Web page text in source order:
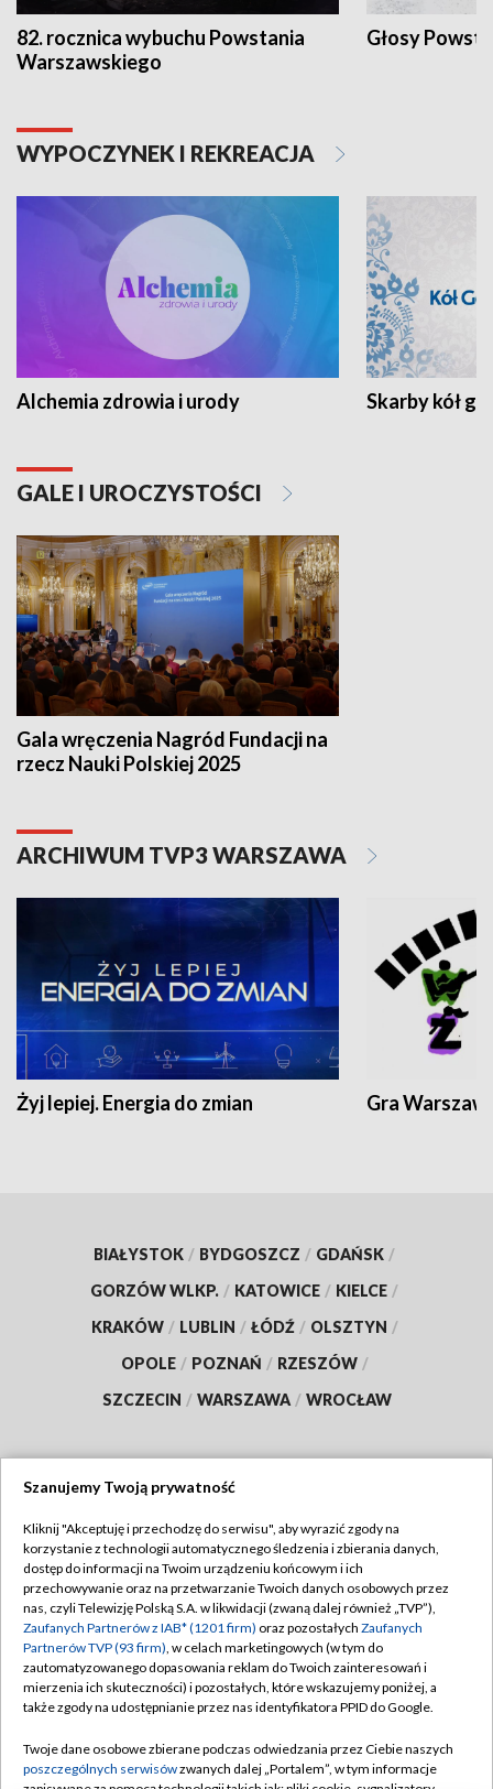
82. rocznica wybuchu Powstania
Warszawskiego
Głosy
WYPOCZYNEK I REKREACJA
Alchemia zdrowia i urody Skarby kół
GALE I UROCZYSTOŚCI
Gala wręczenia Nagród Fundacji na
rzecz Nauki Polskiej 2025
ARCHIWUM TVP3 WARSZAWA
Żyj lepiej. Energia do zmian Gra
BIAŁYSTOK / BYDGOSZCZ / GDAŃSK /
GORZÓW WLKP. / KATOWICE / KIELCE /
KRAKÓW / LUBLIN / ŁÓDŹ / OLSZTYN /
OPOLE / POZNAŃ / RZESZÓW /
SZCZECIN / WARSZAWA / WROCŁAW
TVP
Abonament TVP
Emisja w TVP
Centrum informacji TVP
Naziemna Telewizja Cyfrowa
Rada Programowa
Regulamin TVP
Polityka prywatności
Moje zgody
Pomoc
Kontakt
Szanujemy Twoją prywatność
Kliknij "Akceptuję i przechodzę do serwisu", aby wyrazić zgody na
korzystanie z technologii automatycznego śledzenia i zbierania danych,
dostęp do informacji na Twoim urządzeniu końcowym i ich
przechowywanie oraz na przetwarzanie Twoich danych osobowych przez
nas, czyli Telewizję Polską S.A. w likwidacji (zwaną dalej również „TVP”),
Zaufanych Partnerów z IAB* (1201 firm) oraz pozostałych Zaufanych
Partnerów TVP (93 firm), w celach marketingowych (w tym do
zautomatyzowanego dopasowania reklam do Twoich zainteresowań i
mierzenia ich skuteczności) i pozostałych, które wskazujemy poniżej, a
także zgody na udostępnianie przez nas identyfikatora PPID do Google.
Twoje dane osobowe zbierane podczas odwiedzania przez Ciebie naszych
poszczególnych serwisówzwanych dalej „Portalem”, w tym informacje